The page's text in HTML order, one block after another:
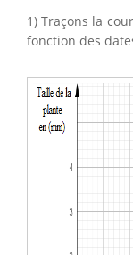
1) Traçons la
fonction des